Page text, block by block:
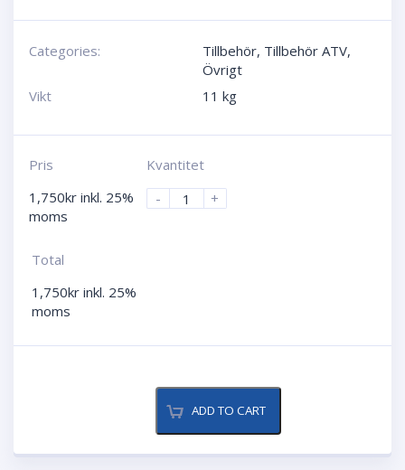
Categories: Tillbehör, Tillbehör ATV,
Övrigt
Vikt
11 kg
Pris
1,750kr inkl. 25%
moms
Kvantitet
-
+
Total
1,750kr inkl. 25%
moms
ADD TO CART